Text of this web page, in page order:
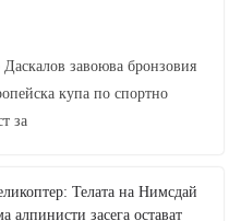
Даскалов завоюва бронзовия
купа по спортно
за
Телата на Нимсдай
алпинисти засега остават